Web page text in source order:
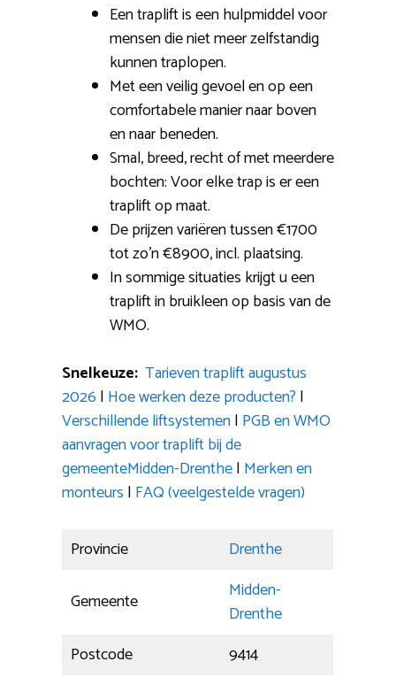
Een traplift is een hulpmiddel voor
mensen die niet meer zelfstandig
kunnen traplopen.
Met een veilig gevoel en op een
comfortabele manier naar boven
en naar beneden.
Smal, breed, recht of met meerdere
bochten: Voor elke trap is er een
traplift op maat.
De prijzen variëren tussen €1700
tot zo’n €8900, incl. plaatsing.
In sommige situaties krijgt u een
traplift in bruikleen op basis van de
WMO.
Snelkeuze: Tarieven traplift augustus
2026 | Hoe werken deze producten? |
Verschillende liftsystemen| PGB en WMO
aanvragen voor traplift bij de
gemeenteMidden-Drenthe| Merken en
monteurs | FAQ (veelgestelde vragen)
Provincie
Drenthe
Gemeente
Midden-
Drenthe
Postcode
9414